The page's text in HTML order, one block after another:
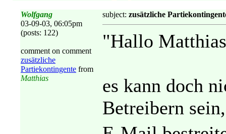
Wolfgang
03-09-03, 06:05pm
(posts: 122)
comment on comment
zusätzliche
Partiekontingente from
Matthias
subject: zusätzliche
"Hallo
es kann doch
Betreibern